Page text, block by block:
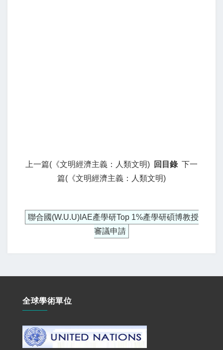
上一篇(《文明經濟主義：人類文明) 回目錄 下一
篇(《文明經濟主義：人類文明)
聯合國(W.U.U)IAE產學研Top 1%產學研碩博教授
審議申請
全球學術單位